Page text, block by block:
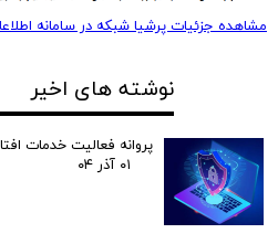
مشاهده جزئیات پرشیا شبکه در سامانه
نوشته های اخیر
پروانه فعالیت خدمات
۰۱ آذر ۰۴